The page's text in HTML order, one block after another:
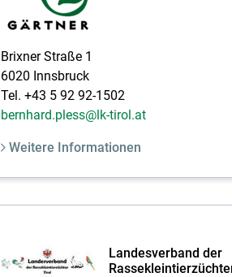
Brixner Straße 1
6020 Innsbruck
Tel. +43 5 92 92-1502
bernhard.pless@lk-tirol.at
Weitere Informationen
Landesverband der